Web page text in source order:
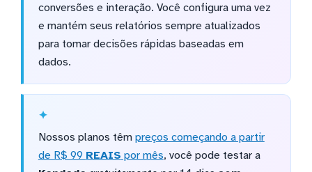
conversões e interação. Você configura uma vez
e mantém seus relatórios sempre atualizados
para tomar decisões rápidas baseadas em
dados.
Nossos planos têm preços começando a partir
de R$ 99 REAIS por mês, você pode testar a